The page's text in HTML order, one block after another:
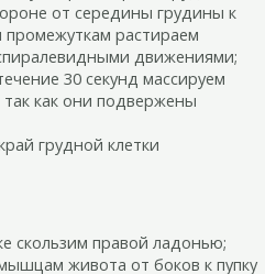
от середины грудины к
растираем
движениями;
30 секунд массируем
как они подвержены
грудной клетки
скользим правой ладонью;
живота от боков к пупку